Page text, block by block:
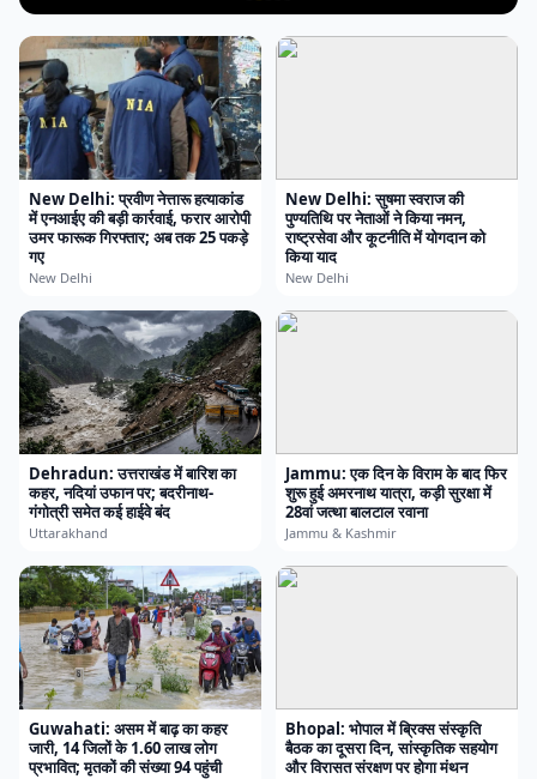
New Delhi: प्रवीण नेत्तारू हत्याकांड
में एनआईए की बड़ी कार्रवाई, फरार आरोपी
उमर फारूक गिरफ्तार; अब तक 25 पकड़े
गए
New Delhi
New Delhi: सुषमा स्वराज की
पुण्यतिथि पर नेताओं ने किया नमन,
राष्ट्रसेवा और कूटनीति में योगदान को
किया याद
New Delhi
Dehradun: उत्तराखंड में बारिश का
कहर, नदियां उफान पर; बदरीनाथ-
गंगोत्री समेत कई हाईवे बंद
Uttarakhand
Jammu: एक दिन के विराम के बाद फिर
शुरू हुई अमरनाथ यात्रा, कड़ी सुरक्षा में
28वां जत्था बालटाल रवाना
Jammu & Kashmir
Guwahati: असम में बाढ़ का कहर
जारी, 14 जिलों के 1.60 लाख लोग
प्रभावित; मृतकों की संख्या 94 पहुंची
Bhopal: भोपाल में ब्रिक्स संस्कृति
बैठक का दूसरा दिन, सांस्कृतिक सहयोग
और विरासत संरक्षण पर होगा मंथन